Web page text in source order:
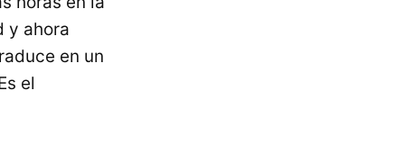
y ahora
en un
el